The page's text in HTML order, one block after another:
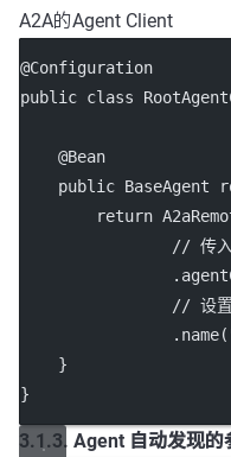
A2A的Agent Client
@Configuration
public class
    @
Bean
public BaseAgent
return
// 传
                .
// 设置
                .
name(
    }
}
3.1.3. Agent 自动发现的